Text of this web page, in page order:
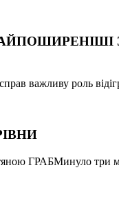
важливу роль
ГРАБМинуло три